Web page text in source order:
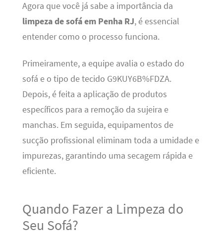
Agora que você já sabe a importância da
limpeza de sofá em Penha RJ, é essencial
entender como o processo funciona.
Primeiramente, a equipe avalia o estado do
sofá e o tipo de tecido G9KUY6B%FDZA.
Depois, é feita a aplicação de produtos
específicos para a remoção da sujeira e
manchas. Em seguida, equipamentos de
sucção profissional eliminam toda a umidade e
impurezas, garantindo uma secagem rápida e
eficiente.
Quando Fazer a Limpeza do
Seu Sofá?